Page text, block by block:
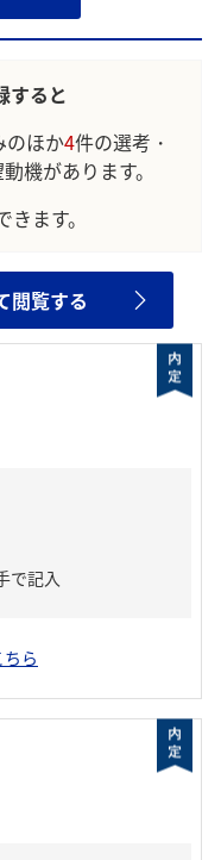
すると
のほか4件の選考・
機があります。
ます。
閲覧する
で記入
ら